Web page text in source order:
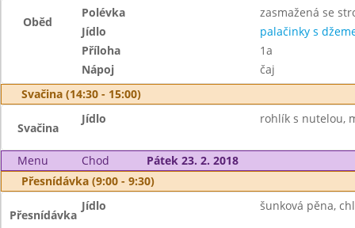
Oběd
Polévka
zasmažená se
Jídlo
palačinky s
Příloha
1a
Nápoj
čaj
Svačina (14:30 - 15:00)
Svačina
Jídlo rohlík s nutelou,
Menu Chod
Pátek 23. 2. 2018
Přesnídávka (9:00 - 9:30)
Přesnídávka
Jídlo šunková pěna,